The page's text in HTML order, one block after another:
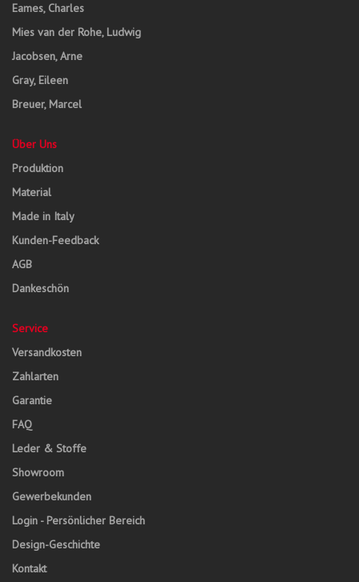
Eames, Charles
Mies van der Rohe, Ludwig
Jacobsen, Arne
Gray, Eileen
Breuer, Marcel
Über Uns
Produktion
Material
Made in Italy
Kunden-Feedback
AGB
Dankeschön
Service
Versandkosten
Zahlarten
Garantie
FAQ
Leder & Stoffe
Showroom
Gewerbekunden
Login - Persönlicher Bereich
Design-Geschichte
Kontakt